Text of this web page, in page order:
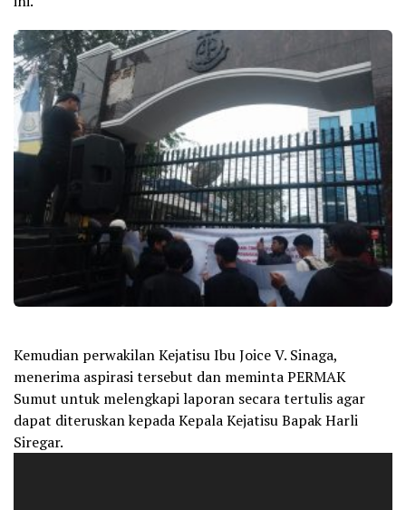
Kemudian perwakilan Kejatisu Ibu Joice V. Sinaga,
menerima aspirasi tersebut dan meminta PERMAK
Sumut untuk melengkapi laporan secara tertulis agar
dapat diteruskan kepada Kepala Kejatisu Bapak Harli
Siregar.